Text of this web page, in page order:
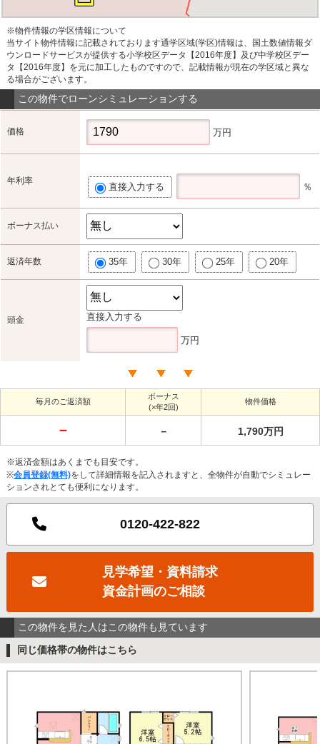
※物件情報の学区情報について
当サイト物件情報に記載されております通学区域(学区)情報は、国土数値情報ダ
ウンロードサービスが提供する小学校区データ【2016年度】及び中学校区デー
タ【2016年度】を元に加工したものですので、記載情報が現在の学区域と異な
る場合がございます。
この物件でローンシミュレーションする
価格 万円
年利率
直接入力する ％
ボーナス払い
返済年数 35年 30年 25年 20年
頭金 直接入力する
万円
毎月のご返済額
ボーナス
(×年2回)
物件価格
－ － 1,790万円
※返済金額はあくまでも目安です。
※会員登録(無料)をして詳細情報を記入されますと、全物件が自動でシミュレー
ションされとても便利になります。
0120-422-822
見学希望・資料請求
資金計画のご相談
この物件を見た人はこの物件も見ています
同じ価格帯の物件はこちら